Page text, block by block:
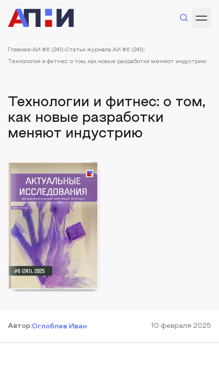
Главная АИ #6 (241) Статьи журнала АИ #6 (241)
Технологии и фитнес: о том, как новые разработки меняют индустрию
Технологии и фитнес: о том,
как новые разработки
меняют индустрию
Автор:Оглоблев Иван 10 февраля 2025